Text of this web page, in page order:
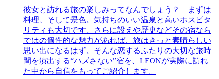
彼女と訪れる旅の楽しみってなんでしょう？ まずは
料理、そして景色。気持ちのいい温泉と高いホスピタ
リティも大切です。さらに設えや歴史などその宿なら
ではの個性的な魅力があれば、旅はきっと素晴らしい
思い出になるはず。そんな恋するふたりの大切な旅時
間を演出する“ハズさない”宿を、LEONが実際に訪れ
た中から自信をもってご紹介します。